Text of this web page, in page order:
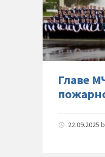
Главе
22.09.2025